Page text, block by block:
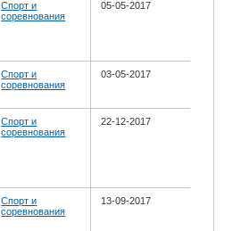
Спорт и
соревнования
05-05-2017
Спорт и
соревнования
03-05-2017
Спорт и
соревнования
22-12-2017
Спорт и
соревнования
13-09-2017